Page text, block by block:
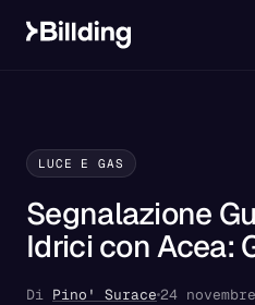
LUCE E GAS
Segnalazione
Idrici con Acea:
Di Pino' Surace 24